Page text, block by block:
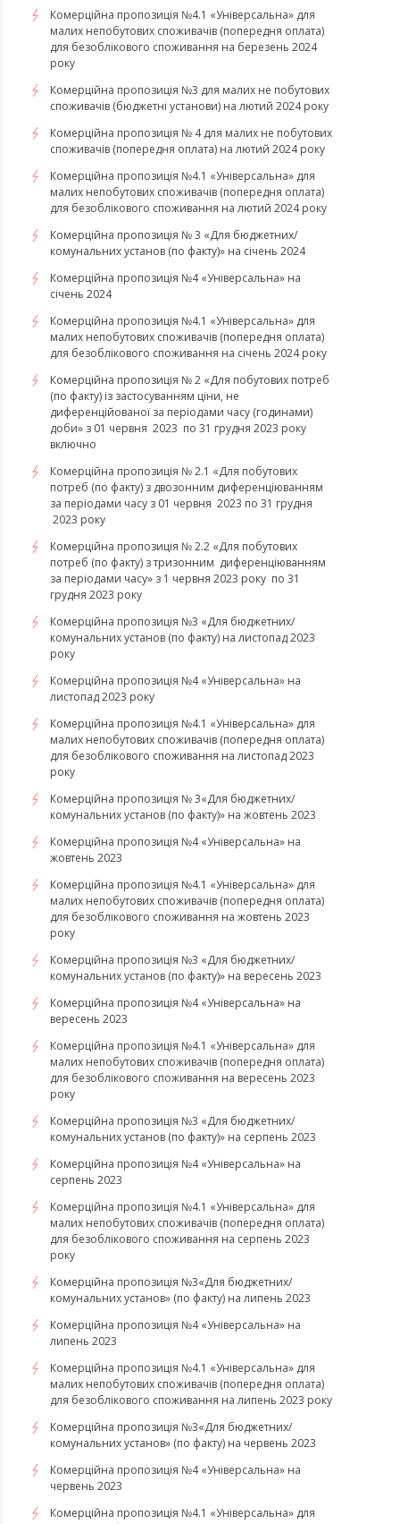
Комерційна пропозиція №4.1 «Універсальна» для
малих непобутових споживачів (попередня оплата)
для безоблікового споживання на березень 2024
року
Комерційна пропозиція №3 для малих не побутових
споживачів (бюджетні установи) на лютий 2024 року
Комерційна пропозиція № 4 для малих не побутових
споживачів (попередня оплата) на лютий 2024 року
Комерційна пропозиція №4.1 «Універсальна» для
малих непобутових споживачів (попередня оплата)
для безоблікового споживання на лютий 2024 року
Комерційна пропозиція № 3 «Для бюджетних/
комунальних установ (по факту)» на січень 2024
Комерційна пропозиція №4 «Універсальна» на
січень 2024
Комерційна пропозиція №4.1 «Універсальна» для
малих непобутових споживачів (попередня оплата)
для безоблікового споживання на січень 2024 року
Комерційна пропозиція № 2 «Для побутових потреб
(по факту) із застосуванням ціни, не
диференційованої за періодами часу (годинами)
доби» з 01 червня 2023 по 31 грудня 2023 року
включно
Комерційна пропозиція № 2.1 «Для побутових
потреб (по факту) з двозонним диференціюванням
за періодами часу з 01 червня 2023 по 31 грудня
2023 року
Комерційна пропозиція № 2.2 «Для побутових
потреб (по факту) з тризонним диференціюванням
за періодами часу» з 1 червня 2023 року по 31
грудня 2023 року
Комерційна пропозиція №3 «Для бюджетних/
комунальних установ (по факту) на листопад 2023
року
Комерційна пропозиція №4 «Універсальна» на
листопад 2023 року
Комерційна пропозиція №4.1 «Універсальна» для
малих непобутових споживачів (попередня оплата)
для безоблікового споживання на листопад 2023
року
Комерційна пропозиція № 3«Для бюджетних/
комунальних установ (по факту)» на жовтень 2023
Комерційна пропозиція №4 «Універсальна» на
жовтень 2023
Комерційна пропозиція №4.1 «Універсальна» для
малих непобутових споживачів (попередня оплата)
для безоблікового споживання на жовтень 2023
року
Комерційна пропозиція №3 «Для бюджетних/
комунальних установ (по факту)» на вересень 2023
Комерційна пропозиція №4 «Універсальна» на
вересень 2023
Комерційна пропозиція №4.1 «Універсальна» для
малих непобутових споживачів (попередня оплата)
для безоблікового споживання на вересень 2023
року
Комерційна пропозиція №3 «Для бюджетних/
комунальних установ (по факту)» на серпень 2023
Комерційна пропозиція №4 «Універсальна» на
серпень 2023
Комерційна пропозиція №4.1 «Універсальна» для
малих непобутових споживачів (попередня оплата)
для безоблікового споживання на серпень 2023
року
​​​​​​​Комерційна пропозиція №3«Для бюджетних/
комунальних установ» (по факту) на липень 2023
Комерційна пропозиція №4 «Універсальна» на
липень 2023
Комерційна пропозиція №4.1 «Універсальна» для
малих непобутових споживачів (попередня оплата)
для безоблікового споживання на липень 2023 року
Комерційна пропозиція №3«Для бюджетних/
комунальних установ» (по факту) на червень 2023
Комерційна пропозиція №4 «Універсальна» на
червень 2023
Комерційна пропозиція №4.1 «Універсальна» для